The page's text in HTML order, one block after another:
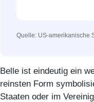
Quelle: US-amerikanische
Belle ist eindeutig ein
reinsten Form
Staaten oder im